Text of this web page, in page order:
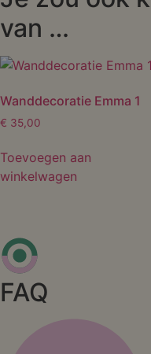
van …
Wanddecoratie Emma 1
€ 35,00
Toevoegen aan
winkelwagen
FAQ